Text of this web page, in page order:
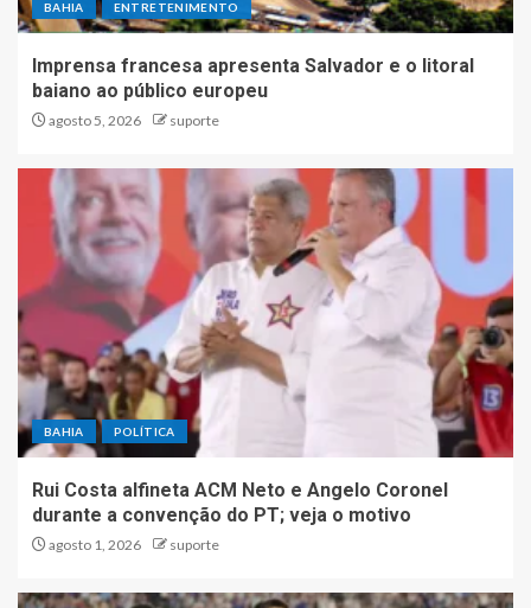
BAHIA ENTRETENIMENTO
Imprensa francesa apresenta Salvador e o litoral
baiano ao público europeu
agosto 5, 2026 suporte
BAHIA POLÍTICA
Rui Costa alfineta ACM Neto e Angelo Coronel
durante a convenção do PT; veja o motivo
agosto 1, 2026 suporte